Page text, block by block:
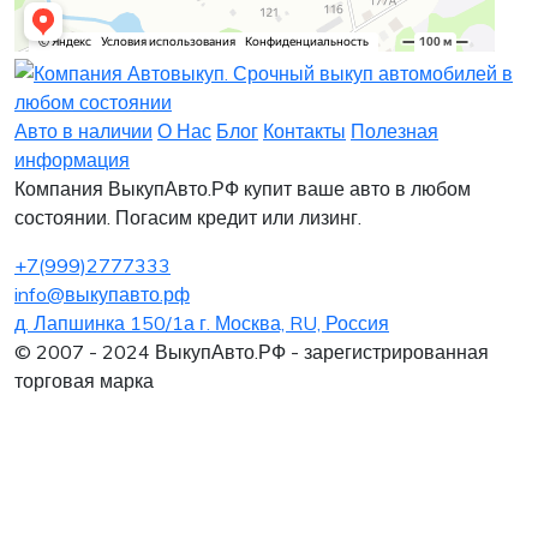
Заявка на лизинг
Я согласенна обработку персональных данных
Заявка на комиссию
Заявка на кредит
Я согласенна обработку персональных данных
Заявка на выкуп
Заполните, пожалуйста, форму.
Хочу заказать автомобиль
Заполните, пожалуйста, форму.
Оставить заявку
Авто в наличии О Нас Блог Контакты Полезная
информация
Компания ВыкупАвто.РФ купит ваше авто в любом
состоянии. Погасим кредит или лизинг.
+7(999)2777333
info@выкупавто.рф
д. Лапшинка 150/1а г. Москва, RU, Россия
© 2007 - 2024 ВыкупАвто.РФ - зарегистрированная
торговая марка